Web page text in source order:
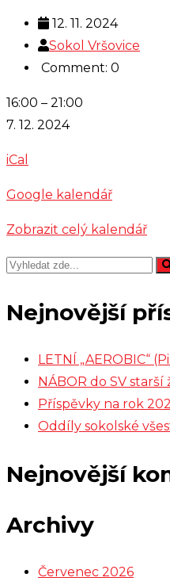
12. 11. 2024
Sokol Vršovice
Comment: 0
zdravotní
cvičení
16:00 – 21:00
7. 12. 2024
iCal
Google kalendář
Zobrazit celý kalendář
Nejnovější
LETNÍ „AEROBIC“
NÁBOR do SV starší
Příspěvky na rok
Oddíly sokolské
Nejnovější
Archivy
Červenec 2026